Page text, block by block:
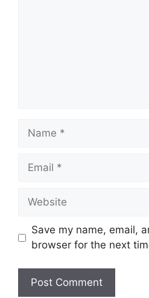
Name
Email
Website
Save my name, email,
browser for the next